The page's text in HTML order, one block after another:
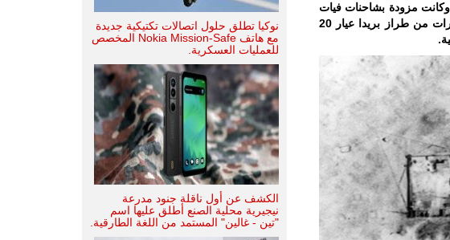
مزودة بشاحنات فيات
AS37 و Fiat N634 المسلحة بمدافع رشاشة ومدافع مضادة للطائرات من طراز بريدا عيار 20
نوكيا تطلق حلول اتصالات تكتيكية جديدة
مع هاتف Nokia Mission-Safe المخصص
للعمليات العسكرية.
الكشف عن أول ناقلة جنود مدرعة
نيجيرية محلية الصنع أطلق عليها اسم
"تين - غالين" المستمد من اللغة الطارقية.